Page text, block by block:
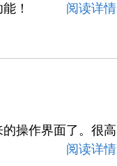
！
阅读详情
操作界面了。很高
阅读详情